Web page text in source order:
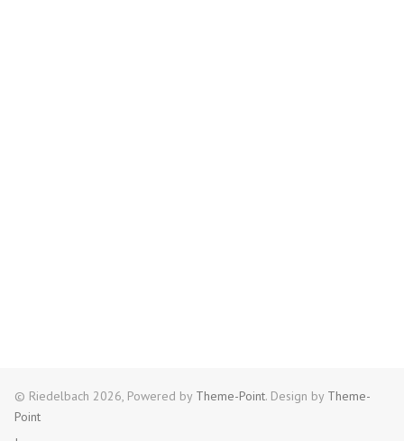
© Riedelbach 2026, Powered by Theme-Point. Design by Theme-
Point